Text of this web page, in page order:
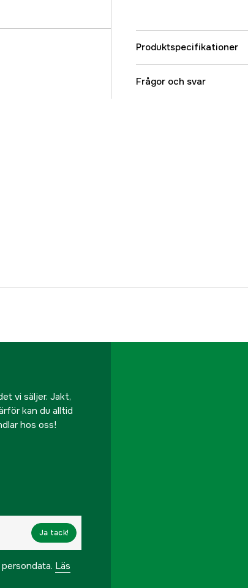
Produktspecifikationer
Referensnummer
Frågor och svar
vi säljer. Jakt,
kan du alltid
hos oss!
Ja tack!
Läs